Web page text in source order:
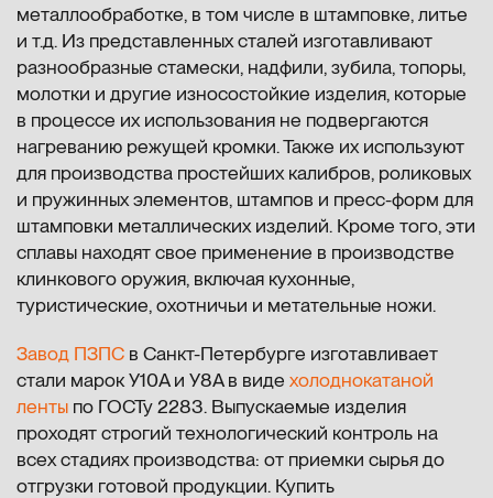
металлообработке, в том числе в штамповке, литье
и т.д. Из представленных сталей изготавливают
разнообразные стамески, надфили, зубила, топоры,
молотки и другие износостойкие изделия, которые
в процессе их использования не подвергаются
нагреванию режущей кромки. Также их используют
для производства простейших калибров, роликовых
и пружинных элементов, штампов и пресс-форм для
штамповки металлических изделий. Кроме того, эти
сплавы находят свое применение в производстве
клинкового оружия, включая кухонные,
туристические, охотничьи и метательные ножи.
Завод ПЗПС в Санкт-Петербурге изготавливает
стали марок У10А и У8А в виде холоднокатаной
ленты по ГОСТу 2283. Выпускаемые изделия
проходят строгий технологический контроль на
всех стадиях производства: от приемки сырья до
отгрузки готовой продукции. Купить